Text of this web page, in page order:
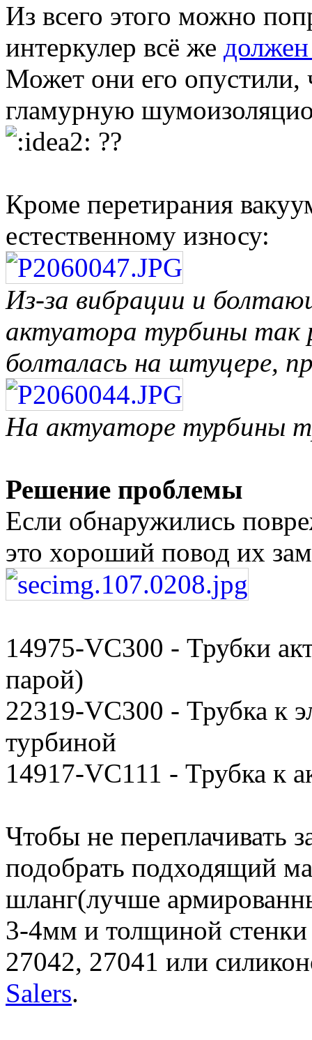
Из всего этого можно
интеркулер всё же должен
Может они его опустили,
гламурную
??
Кроме перетирания
естественному износу:
Из-за вибрации и
актуатора турбины так
болталась на штуцере,
На актуаторе турбины
Решение проблемы
Если обнаружились
это хороший повод их
14975-VC300 - Трубки
парой)
22319-VC300 - Трубка к
турбиной
14917-VC111 - Трубка к
Чтобы не переплачивать
подобрать подходящий
шланг(лучше
3-4мм и толщиной
27042, 27041 или
Salers.